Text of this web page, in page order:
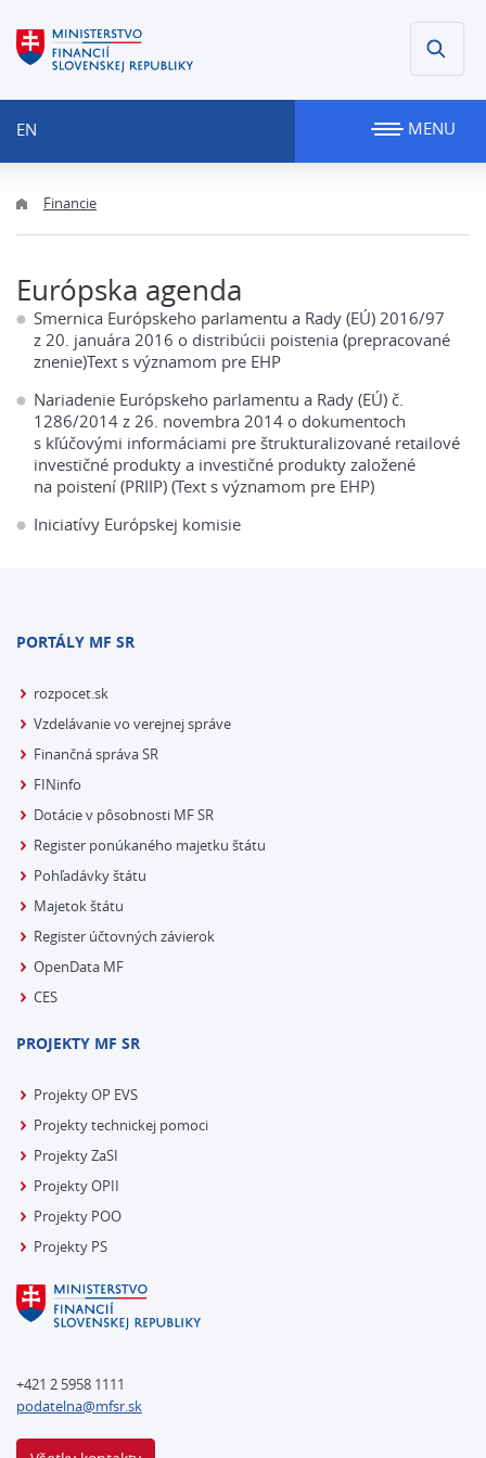
EN MENU
Financie
Európska agenda
Smernica Európskeho parlamentu a Rady (EÚ) 2016/97
z 20. januára 2016 o distribúcii poistenia (prepracované
znenie)Text s významom pre EHP
Nariadenie Európskeho parlamentu a Rady (EÚ) č.
1286/2014 z 26. novembra 2014 o dokumentoch
s kľúčovými informáciami pre štrukturalizované retailové
investičné produkty a investičné produkty založené
na poistení (PRIIP) (Text s významom pre EHP)
Iniciatívy Európskej komisie
PORTÁLY MF SR
rozpocet.sk
Vzdelávanie vo verejnej správe
Finančná správa SR
FINinfo
Dotácie v pôsobnosti MF SR
Register ponúkaného majetku štátu
Pohľadávky štátu
Majetok štátu
Register účtovných závierok
OpenData MF
CES
PROJEKTY MF SR
Projekty OP EVS
Projekty technickej pomoci
Projekty ZaSI
Projekty OPII
Projekty POO
Projekty PS
+421 2 5958 1111
podatelna@mfsr.sk